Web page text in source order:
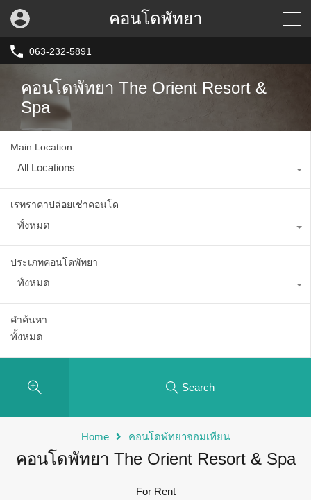
คอนโดพัทยา
063-232-5891
คอนโดพัทยา The Orient Resort &
Spa
Main Location
All Locations
เรทราคาปล่อยเช่าคอนโด
ทั้งหมด
ประเภทคอนโดพัทยา
ทั้งหมด
คำค้นหา
Search
Home คอนโดพัทยาจอมเทียน
คอนโดพัทยา The Orient Resort & Spa
For Rent